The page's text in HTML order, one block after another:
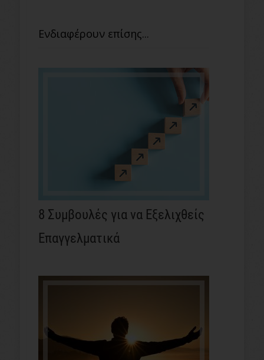
Ενδιαφέρουν επίσης...
8 Συμβουλές για να Εξελιχθείς
Επαγγελματικά